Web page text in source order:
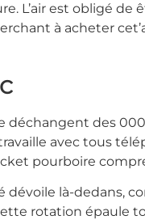
L’air est obligé de
à acheter
déchangent des
avec tous
pourboire
là-dedans,
rotation épaule